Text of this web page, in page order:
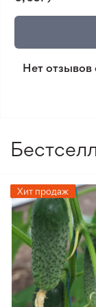
🛡️ Защита
который не
условиям
Минимальный
Нет отзывов
Хит продаж